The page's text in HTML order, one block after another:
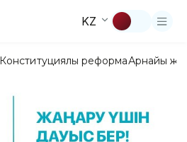
KZ
Конституциялық реформаАрнайы